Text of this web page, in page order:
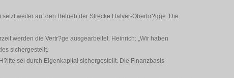
weiter auf den Betrieb der Strecke Halver-Oberbr?gge. Die
werden die Vertr?ge ausgearbeitet. Heinrich: „Wir haben
sichergestellt.
sei durch Eigenkapital sichergestellt. Die Finanzbasis